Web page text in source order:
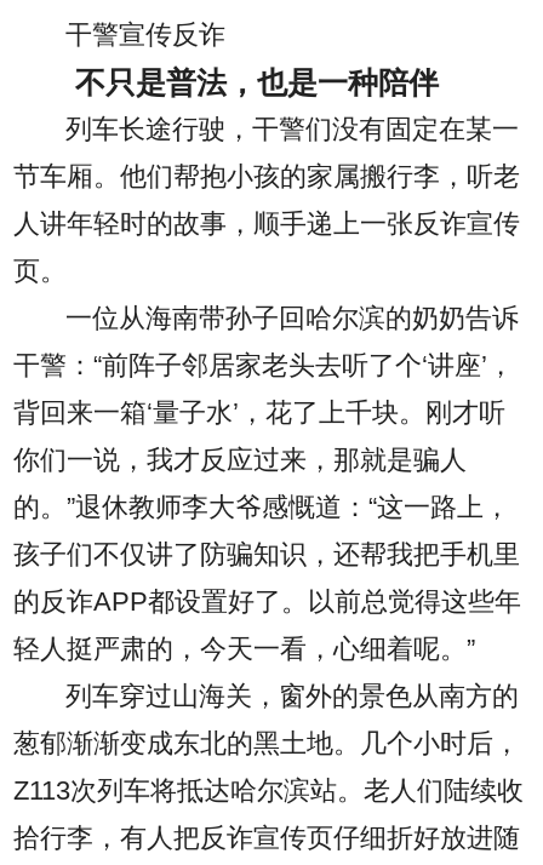
干警宣传反诈
不只是普法，也是一种陪伴
列车长途行驶，干警们没有固定在某一
节车厢。他们帮抱小孩的家属搬行李，听老
人讲年轻时的故事，顺手递上一张反诈宣传
页。
一位从海南带孙子回哈尔滨的奶奶告诉
干警：“前阵子邻居家老头去听了个‘讲座’，
背回来一箱‘量子水’，花了上千块。刚才听
你们一说，我才反应过来，那就是骗人
的。”退休教师李大爷感慨道：“这一路上，
孩子们不仅讲了防骗知识，还帮我把手机里
的反诈APP都设置好了。以前总觉得这些年
轻人挺严肃的，今天一看，心细着呢。”
列车穿过山海关，窗外的景色从南方的
葱郁渐渐变成东北的黑土地。几个小时后，
Z113次列车将抵达哈尔滨站。老人们陆续收
拾行李，有人把反诈宣传页仔细折好放进随